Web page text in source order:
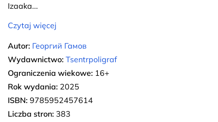
Izaaka...
Czytaj więcej
Autor: Георгий Гамов
Wydawnictwo: Tsentrpoligraf
Ograniczenia wiekowe: 16+
Rok wydania: 2025
ISBN: 9785952457614
Liczba stron: 383